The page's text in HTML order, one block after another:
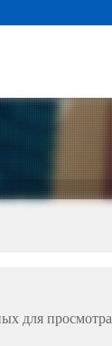
для просмотра